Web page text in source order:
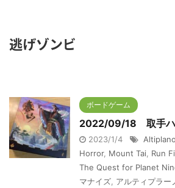
逃げゾンビ
ボードゲーム
2022/09/18 取手
2023/1/4 Altiplano
Horror, Mount Tai Run
The Quest for Planet
マナイズ アルティプラー